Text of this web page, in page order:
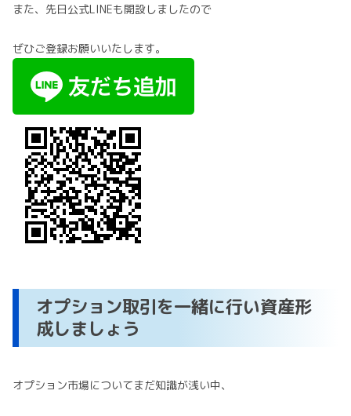
また、先日公式LINEも開設しましたので
ぜひご登録お願いいたします。
オプション取引を一緒に行い資産形
成しましょう
オプション市場についてまだ知識が浅い中、